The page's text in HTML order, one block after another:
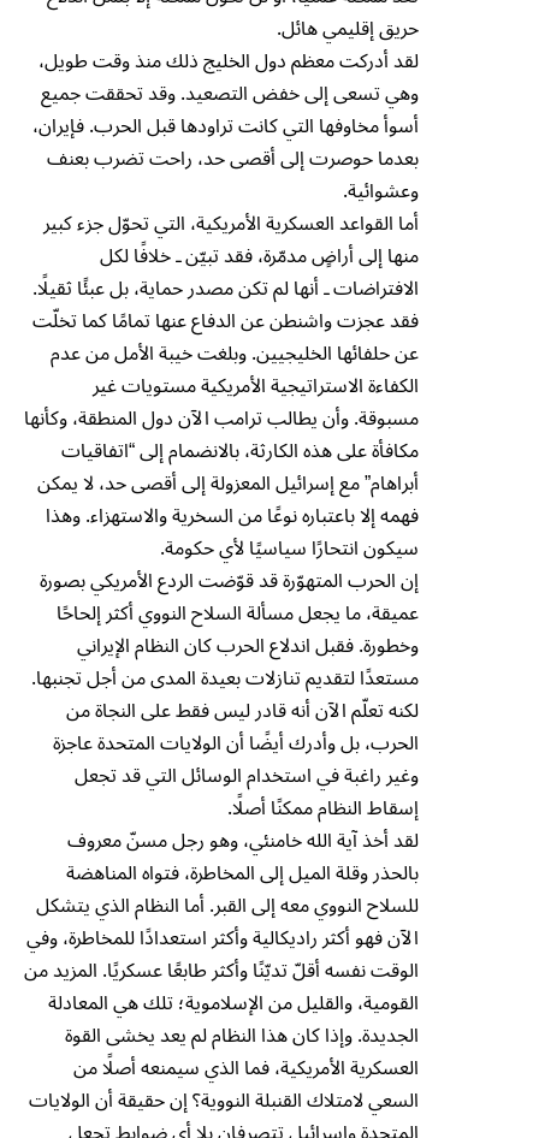
حريق إقليمي هائل.
لقد أدركت معظم دول الخليج ذلك منذ وقت طويل،
وهي تسعى إلى خفض التصعيد. وقد تحققت جميع
أسوأ مخاوفها التي كانت تراودها قبل الحرب. فإيران،
بعدما حوصرت إلى أقصى حد، راحت تضرب بعنف
وعشوائية.
أما القواعد العسكرية الأمريكية، التي تحوّل جزء كبير
منها إلى أراضٍ مدمّرة، فقد تبيّن ـ خلافًا لكل
الافتراضات ـ أنها لم تكن مصدر حماية، بل عبئًا ثقيلًا.
فقد عجزت واشنطن عن الدفاع عنها تمامًا كما تخلّت
عن حلفائها الخليجيين. وبلغت خيبة الأمل من عدم
الكفاءة الاستراتيجية الأمريكية مستويات غير
مسبوقة. وأن يطالب ترامب الآن دول المنطقة، وكأنها
مكافأة على هذه الكارثة، بالانضمام إلى “اتفاقيات
أبراهام” مع إسرائيل المعزولة إلى أقصى حد، لا يمكن
فهمه إلا باعتباره نوعًا من السخرية والاستهزاء. وهذا
سيكون انتحارًا سياسيًا لأي حكومة.
إن الحرب المتهوّرة قد قوّضت الردع الأمريكي بصورة
عميقة، ما يجعل مسألة السلاح النووي أكثر إلحاحًا
وخطورة. فقبل اندلاع الحرب كان النظام الإيراني
مستعدًا لتقديم تنازلات بعيدة المدى من أجل تجنبها.
لكنه تعلّم الآن أنه قادر ليس فقط على النجاة من
الحرب، بل وأدرك أيضًا أن الولايات المتحدة عاجزة
وغير راغبة في استخدام الوسائل التي قد تجعل
إسقاط النظام ممكنًا أصلًا.
لقد أخذ آية الله خامنئي، وهو رجل مسنّ معروف
بالحذر وقلة الميل إلى المخاطرة، فتواه المناهضة
للسلاح النووي معه إلى القبر. أما النظام الذي يتشكل
الآن فهو أكثر راديكالية وأكثر استعدادًا للمخاطرة، وفي
الوقت نفسه أقلّ تديّنًا وأكثر طابعًا عسكريًا. المزيد من
القومية، والقليل من الإسلاموية؛ تلك هي المعادلة
الجديدة. وإذا كان هذا النظام لم يعد يخشى القوة
العسكرية الأمريكية، فما الذي سيمنعه أصلًا من
السعي لامتلاك القنبلة النووية؟ إن حقيقة أن الولايات